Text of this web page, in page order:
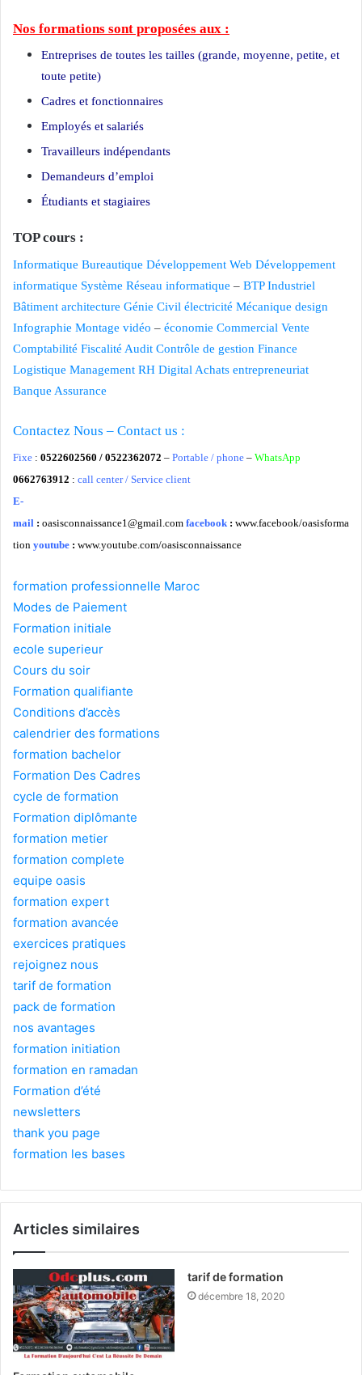
Nos formations sont proposées aux :
Entreprises de toutes les tailles (grande, moyenne, petite, et
toute petite)
Cadres et fonctionnaires
Employés et salariés
Travailleurs indépendants
Demandeurs d’emploi
Étudiants et stagiaires
TOP cours :
Informatique Bureautique Développement Web Développement
informatique Système Réseau informatique – BTP Industriel
Bâtiment architecture Génie Civil électricité Mécanique design
Infographie Montage vidéo – économie Commercial Vente
Comptabilité Fiscalité Audit Contrôle de gestion Finance
Logistique Management RH Digital Achats entrepreneuriat
Banque Assurance
Contactez Nous – Contact us :
Fixe : 0522602560 / 0522362072 – Portable / phone – WhatsApp
0662763912 : call center / Service client
E-
mail : oasisconnaissance1@gmail.com facebook : www.facebook/oasisforma
tion youtube : www.youtube.com/oasisconnaissance
formation professionnelle Maroc
Modes de Paiement
Formation initiale
ecole superieur
Cours du soir
Formation qualifiante
Conditions d’accès
calendrier des formations
formation bachelor
Formation Des Cadres
cycle de formation
Formation diplômante
formation metier
formation complete
equipe oasis
formation expert
formation avancée
exercices pratiques
rejoignez nous
tarif de formation
pack de formation
nos avantages
formation initiation
formation en ramadan
Formation d’été
newsletters
thank you page
formation les bases
Articles similaires
tarif de formation
décembre 18, 2020